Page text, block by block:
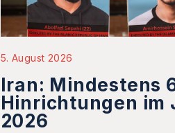
5. August 2026
Iran: Mindestens
Hinrichtungen im
2026